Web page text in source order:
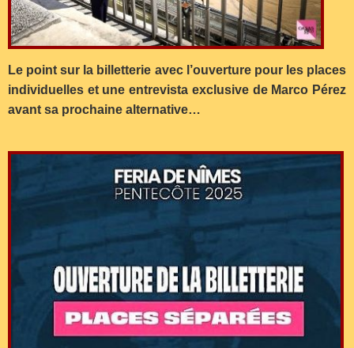
Le point sur la billetterie avec l’ouverture pour les places
individuelles et une entrevista exclusive de Marco Pérez
avant sa prochaine alternative…